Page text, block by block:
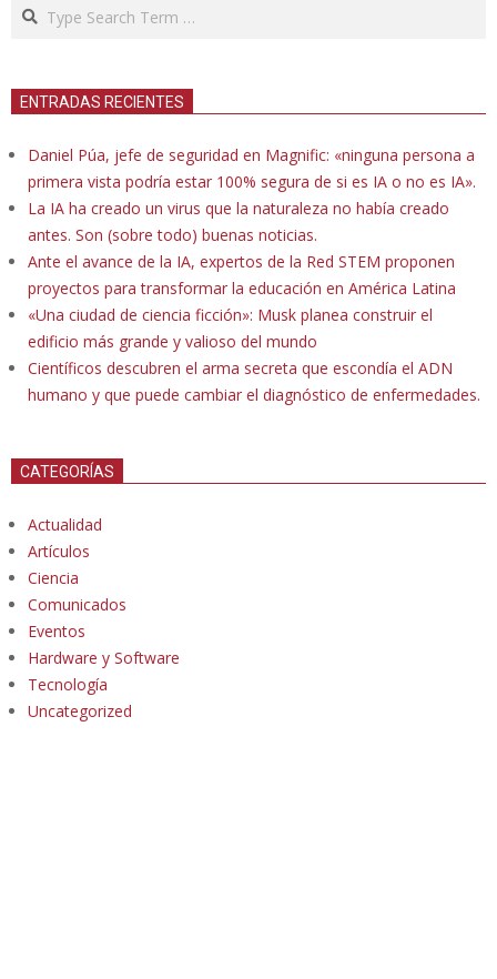
Search
ENTRADAS RECIENTES
Daniel Púa, jefe de seguridad en Magnific: «ninguna persona a
primera vista podría estar 100% segura de si es IA o no es IA».
La IA ha creado un virus que la naturaleza no había creado
antes. Son (sobre todo) buenas noticias.
Ante el avance de la IA, expertos de la Red STEM proponen
proyectos para transformar la educación en América Latina
«Una ciudad de ciencia ficción»: Musk planea construir el
edificio más grande y valioso del mundo
Científicos descubren el arma secreta que escondía el ADN
humano y que puede cambiar el diagnóstico de enfermedades.
CATEGORÍAS
Actualidad
Artículos
Ciencia
Comunicados
Eventos
Hardware y Software
Tecnología
Uncategorized